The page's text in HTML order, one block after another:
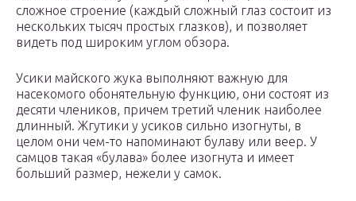
сложное строение (каждый сложный глаз состоит из
нескольких тысяч простых глазков), и позволяет
видеть под широким углом обзора.
Усики майского жука выполняют важную для
насекомого обонятельную функцию, они состоят из
десяти члеников, причем третий членик наиболее
длинный. Жгутики у усиков сильно изогнуты, в
целом они чем-то напоминают булаву или веер. У
самцов такая «булава» более изогнута и имеет
больший размер, нежели у самок.